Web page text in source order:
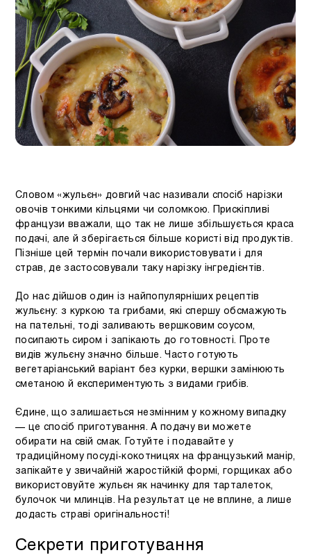
Словом «жульєн» довгий час називали спосіб нарізки
овочів тонкими кільцями чи соломкою. Прискіпливі
французи вважали, що так не лише збільшується краса
подачі, але й зберігається більше користі від продуктів.
Пізніше цей термін почали використовувати і для
страв, де застосовували таку нарізку інгредієнтів.
До нас дійшов один із найпопулярніших рецептів
жульєну: з куркою та грибами, які спершу обсмажують
на пательні, тоді заливають вершковим соусом,
посипають сиром і запікають до готовності. Проте
видів жульєну значно більше. Часто готують
вегетаріанський варіант без курки, вершки замінюють
сметаною й експериментують з видами грибів.
Єдине, що залишається незмінним у кожному випадку
— це спосіб приготування. А подачу ви можете
обирати на свій смак. Готуйте і подавайте у
традиційному посуді-кокотницях на французький манір,
запікайте у звичайній жаростійкій формі, горщиках або
використовуйте жульєн як начинку для тарталеток,
булочок чи млинців. На результат це не вплине, а лише
додасть страві оригінальності!
Секрети приготування